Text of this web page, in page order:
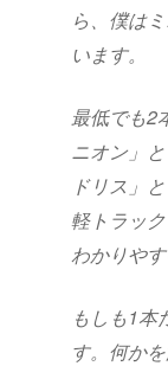
ら、僕は
います。
最低でも2
ニオン」
ドリス」
軽トラッ
わかりや
もしも1本
す。何か